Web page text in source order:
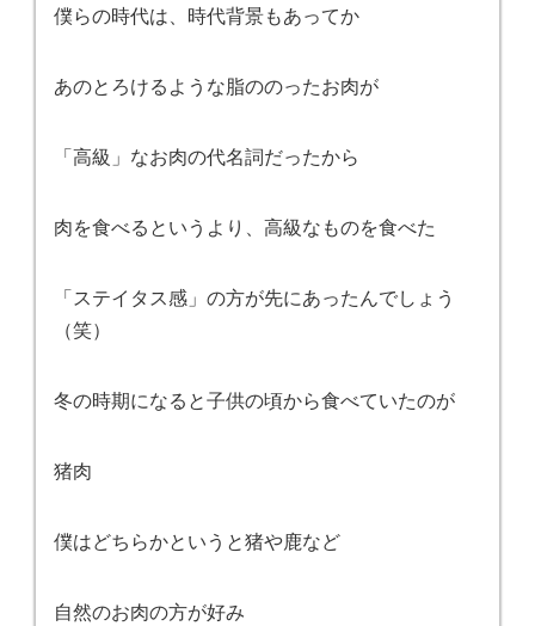
僕らの時代は、時代背景もあってか
あのとろけるような脂ののったお肉が
「高級」なお肉の代名詞だったから
肉を食べるというより、高級なものを食べた
「ステイタス感」の方が先にあったんでしょう
（笑）
冬の時期になると子供の頃から食べていたのが
猪肉
僕はどちらかというと猪や鹿など
自然のお肉の方が好み